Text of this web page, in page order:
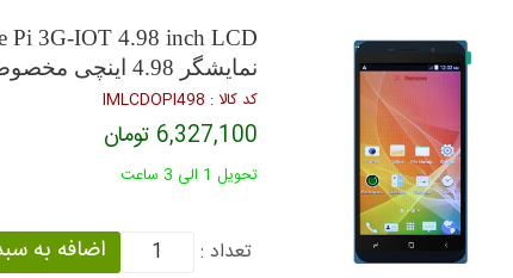
Pi 3G-IOT 4.98 inch LCD
نمایشگر 4.98 اینچی مخصوص برد اورنج پای تری جی آیوت
كد كالا : IMLCDOPI498
6,327,100 تومان
تحویل 1 الی 3 ساعت
تعداد :